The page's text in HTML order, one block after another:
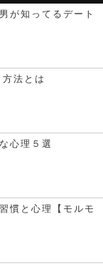
が知ってるデート
法とは
心理５選
慣と心理【モルモ